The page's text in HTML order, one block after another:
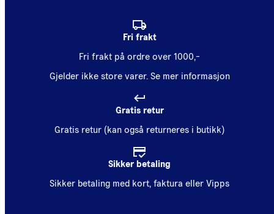
Fri frakt
Fri frakt på ordre over 1000,-
Gjelder ikke store varer. Se mer informasjon
Gratis retur
Gratis retur (kan også returneres i butikk)
Sikker betaling
Sikker betaling med kort, faktura eller Vipps